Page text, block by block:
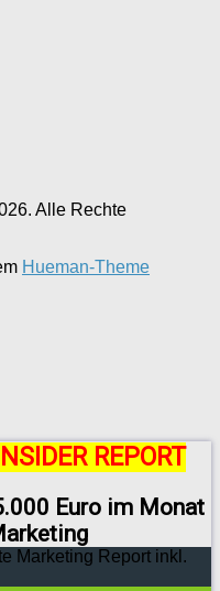
Alle Rechte
Hueman-Theme
REPORT
Euro im Monat
Marketing Report inkl.